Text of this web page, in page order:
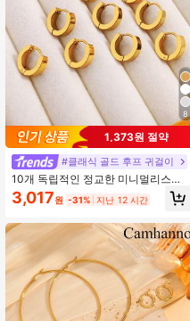
8
1,373원 절약
#클래식 골드 후프 귀걸이
10개 독립적인 정교한 미니멀리스트
스테인리스 스틸 라운드 이어 스터드,
여자친구를 위한 휴일 선물로 적합
3,017원 -31% 지난 12 시간